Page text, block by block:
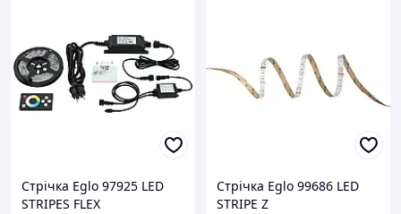
Стрічка Eglo 97925 LED
STRIPES FLEX
Стрічка Eglo 99686 LED
STRIPE Z